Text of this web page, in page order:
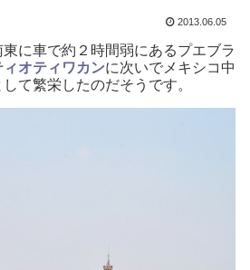
2013.06.05
東に車で約２時間弱にあるプエブラ
ィオティワカンに次いでメキシコ中
て繁栄したのだそうです。